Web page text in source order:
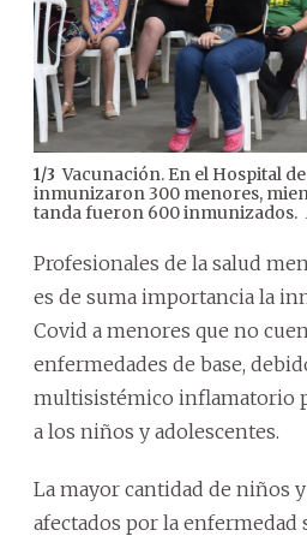
1/3 Vacunación. En el Hospital
inmunizaron 300 menores,
tanda fueron 600 inmunizados.
Profesionales de la salud
es de suma importancia la
Covid a menores que no
enfermedades de base,
multisistémico inflamatorio
a los niños y adolescentes.
La mayor cantidad de niños
afectados por la